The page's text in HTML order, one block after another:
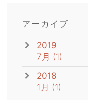
アーカイブ
2019
7月 (1)
2018
1月 (1)